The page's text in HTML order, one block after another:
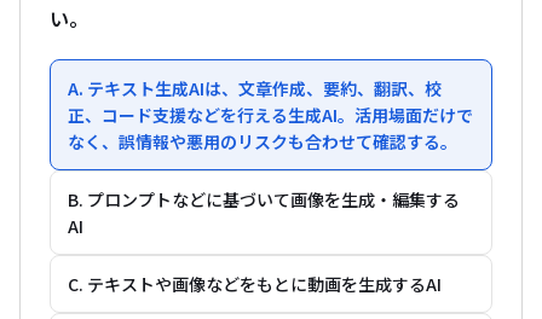
い。
A. テキスト生成AIは、文章作成、要約、翻訳、校
正、コード支援などを行える生成AI。活用場面だけで
なく、誤情報や悪用のリスクも合わせて確認する。
B. プロンプトなどに基づいて画像を生成・編集する
AI
C. テキストや画像などをもとに動画を生成するAI